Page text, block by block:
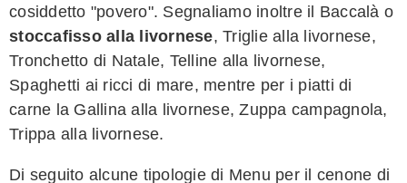
cosiddetto "povero". Segnaliamo inoltre il Baccalà o
stoccafisso alla livornese, Triglie alla livornese,
Tronchetto di Natale, Telline alla livornese,
Spaghetti ai ricci di mare, mentre per i piatti di
carne la Gallina alla livornese, Zuppa campagnola,
Trippa alla livornese.
Di seguito alcune tipologie di Menu per il cenone di